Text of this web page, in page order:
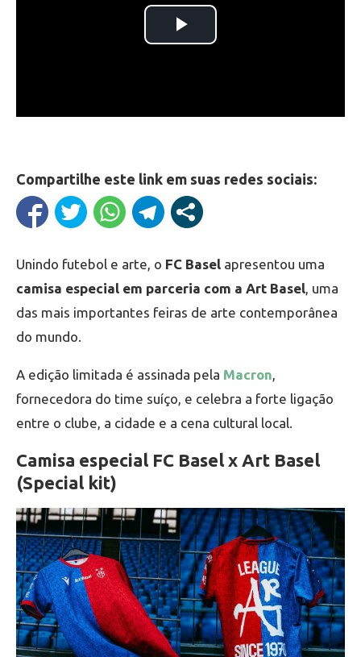
Compartilhe este link em suas redes sociais:
Unindo futebol e arte, o FC Basel apresentou uma
camisa especial em parceria com a Art Basel, uma
das mais importantes feiras de arte contemporânea
do mundo.
A edição limitada é assinada pela Macron,
fornecedora do time suíço, e celebra a forte ligação
entre o clube, a cidade e a cena cultural local.
Camisa especial FC Basel x Art Basel
(Special kit)